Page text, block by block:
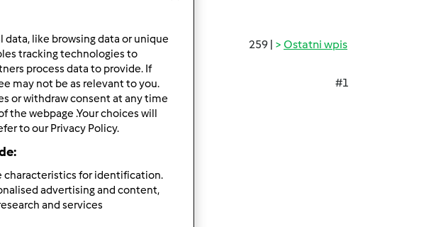
259 | Ostatni wpis
#1
data, like browsing data or unique
tracking technologies to
process data to provide. If
may not be as relevant to you.
or withdraw consent at any time
the webpage .Your choices will
to our Privacy Policy.
characteristics for identification.
advertising and content,
and services